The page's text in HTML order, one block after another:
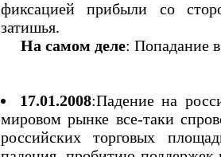
фиксацией прибыли со
затишья.
На самом деле: Попадание
17.01.2008:Падение на
мировом рынке все-таки
российских торговых